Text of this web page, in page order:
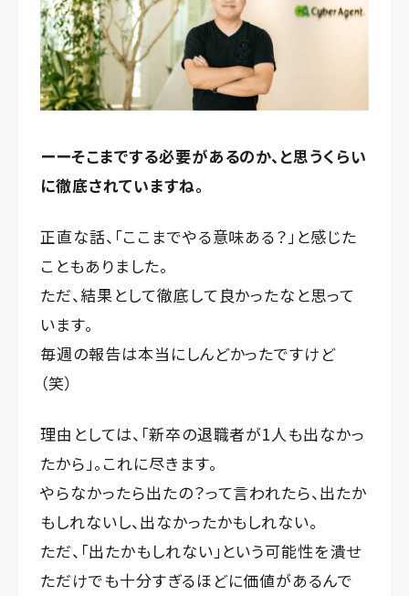
ーーそこまでする必要があるのか、と思うくらい
に徹底されていますね。
正直な話、「ここまでやる意味ある？」と感じた
こともありました。
ただ、結果として徹底して良かったなと思って
います。
毎週の報告は本当にしんどかったですけど
（笑）
理由としては、「新卒の退職者が1人も出なかっ
たから」。これに尽きます。
やらなかったら出たの？って言われたら、出たか
もしれないし、出なかったかもしれない。
ただ、「出たかもしれない」という可能性を潰せ
ただけでも十分すぎるほどに価値があるんで